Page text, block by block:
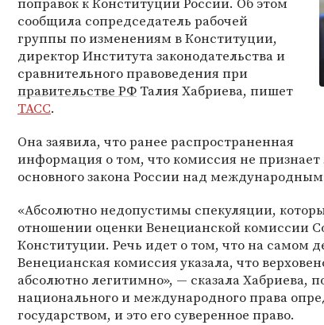
сообщила сопредседатель рабочей
группы по изменениям в Конституции,
директор Института законодательства и
сравнительного правоведения при
правительстве РФ Талия Хабриева, пишет
ТАСС.
Она заявила, что ранее распространенная
информация о том, что комиссия не
основного закона России над
«Абсолютно недопустимы спекуляции,
отношении оценки Венецианской комиссии
Конституции. Речь идет о том, что на самом
Венецианская комиссия указала, что
абсолютно легитимно», — сказала Хабриева,
национального и международного права
государством, и это его суверенное право.